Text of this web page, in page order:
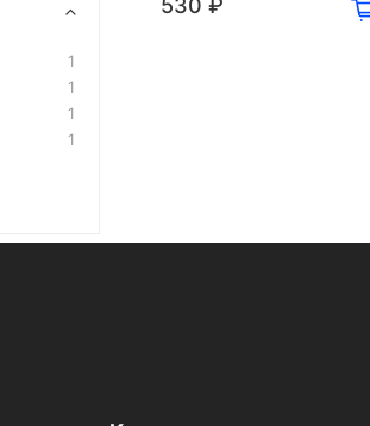
530 ₽
1
1
1
1